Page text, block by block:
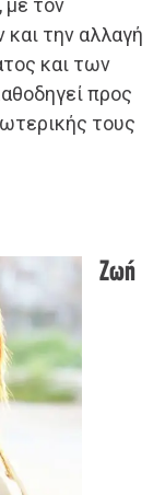
με τον
την αλλαγή
και των
προς
τους
Ζωή